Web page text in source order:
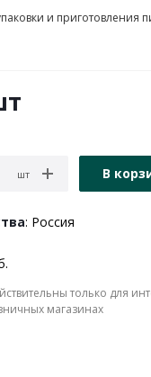
и приготовления
шт В
: Россия
только для
магазинах